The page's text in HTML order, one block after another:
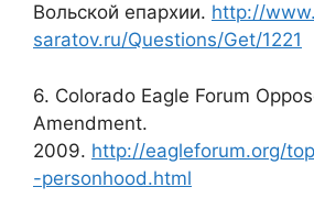
Вольской епархии. http://
saratov.ru/Questions/Get/1221
6. Colorado Eagle Forum
Amendment.
2009. http://eagleforum.org/
-personhood.html